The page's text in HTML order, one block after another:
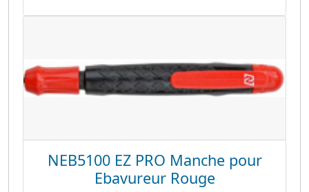
NEB5100 EZ PRO Manche pour
Ebavureur Rouge